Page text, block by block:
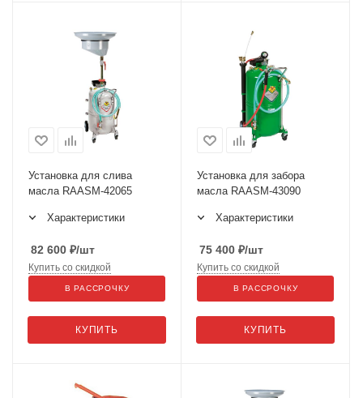
Установка для слива
масла RAASM-42065
Характеристики
82 600 ₽/шт
КУПИТЬ
Купить со скидкой
В РАССРОЧКУ
Установка для забора
масла RAASM-43090
Характеристики
75 400 ₽/шт
КУПИТЬ
Купить со скидкой
В РАССРОЧКУ